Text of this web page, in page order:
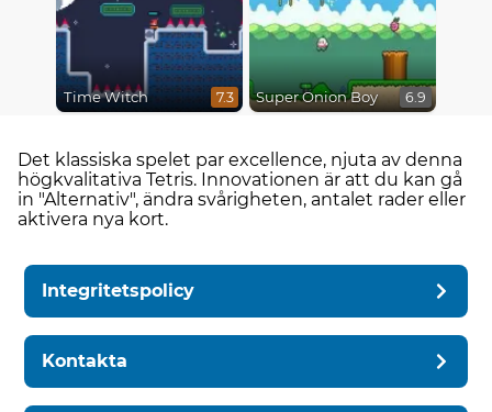
Time Witch 7.3 Super Onion Boy 6.9
Det klassiska spelet par excellence, njuta av denna
högkvalitativa Tetris. Innovationen är att du kan gå
in "Alternativ", ändra svårigheten, antalet rader eller
aktivera nya kort.
Integritetspolicy
Kontakta